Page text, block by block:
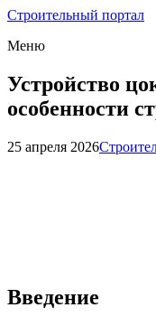
Строительный портал
Меню
Устройство
особенности
25 апреля 2026
Введение